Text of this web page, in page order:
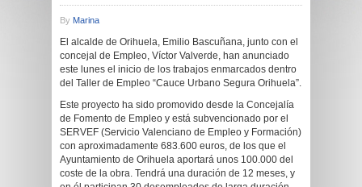
By Marina
El alcalde de Orihuela, Emilio Bascuñana, junto con el
concejal de Empleo, Víctor Valverde, han anunciado
este lunes el inicio de los trabajos enmarcados dentro
del Taller de Empleo “Cauce Urbano Segura Orihuela”.
Este proyecto ha sido promovido desde la Concejalía
de Fomento de Empleo y está subvencionado por el
SERVEF (Servicio Valenciano de Empleo y Formación)
con aproximadamente 683.600 euros, de los que el
Ayuntamiento de Orihuela aportará unos 100.000 del
coste de la obra. Tendrá una duración de 12 meses, y